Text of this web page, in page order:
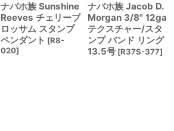
ナバホ族 Sunshine
Reeves チェリーブ
ロッサム スタンプ
ペンダント [R8-
020]
ナバホ族 Jacob D.
Morgan 3/8" 12ga
テクスチャー/スタ
ンプ バンド リング
13.5号 [R37S-377]